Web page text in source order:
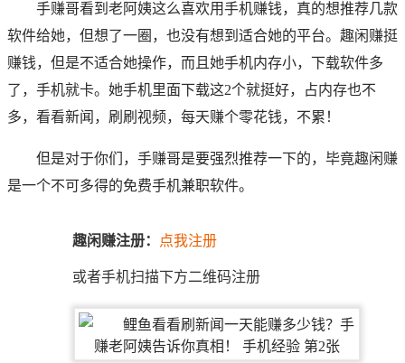
手赚哥看到老阿姨这么喜欢用手机赚钱，真的想推荐几款
软件给她，但想了一圈，也没有想到适合她的平台。趣闲赚挺
赚钱，但是不适合她操作，而且她手机内存小，下载软件多
了，手机就卡。她手机里面下载这2个就挺好，占内存也不
多，看看新闻，刷刷视频，每天赚个零花钱，不累！
但是对于你们，手赚哥是要强烈推荐一下的，毕竟趣闲赚
是一个不可多得的免费手机兼职软件。
趣闲赚注册： 点我注册
或者手机扫描下方二维码注册